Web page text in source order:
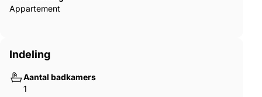
Appartement
Indeling
Aantal badkamers
1